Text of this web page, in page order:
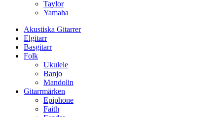
Taylor
Yamaha
Akustiska Gitarrer
Elgitarr
Basgitarr
Folk
Ukulele
Banjo
Mandolin
Gitarrmärken
Epiphone
Faith